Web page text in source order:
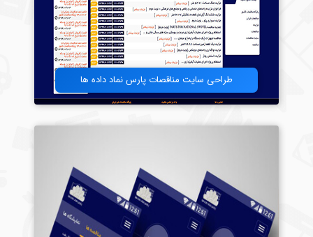
طراحی سایت مناقصات پارس نماد داده ها